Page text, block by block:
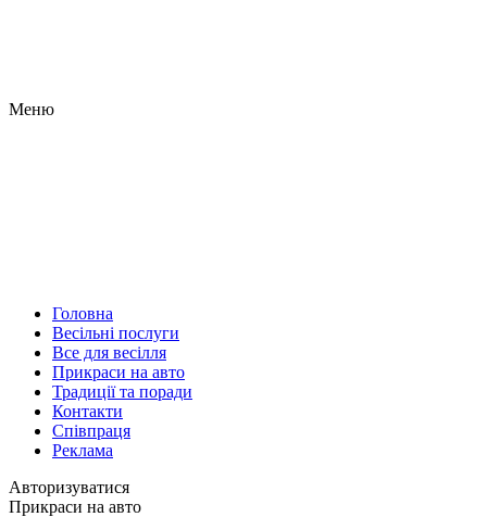
Меню
Головна
Весільні послуги
Все для весілля
Прикраси на авто
Традиції та поради
Контакти
Співпраця
Реклама
Авторизуватися
Прикраси на авто